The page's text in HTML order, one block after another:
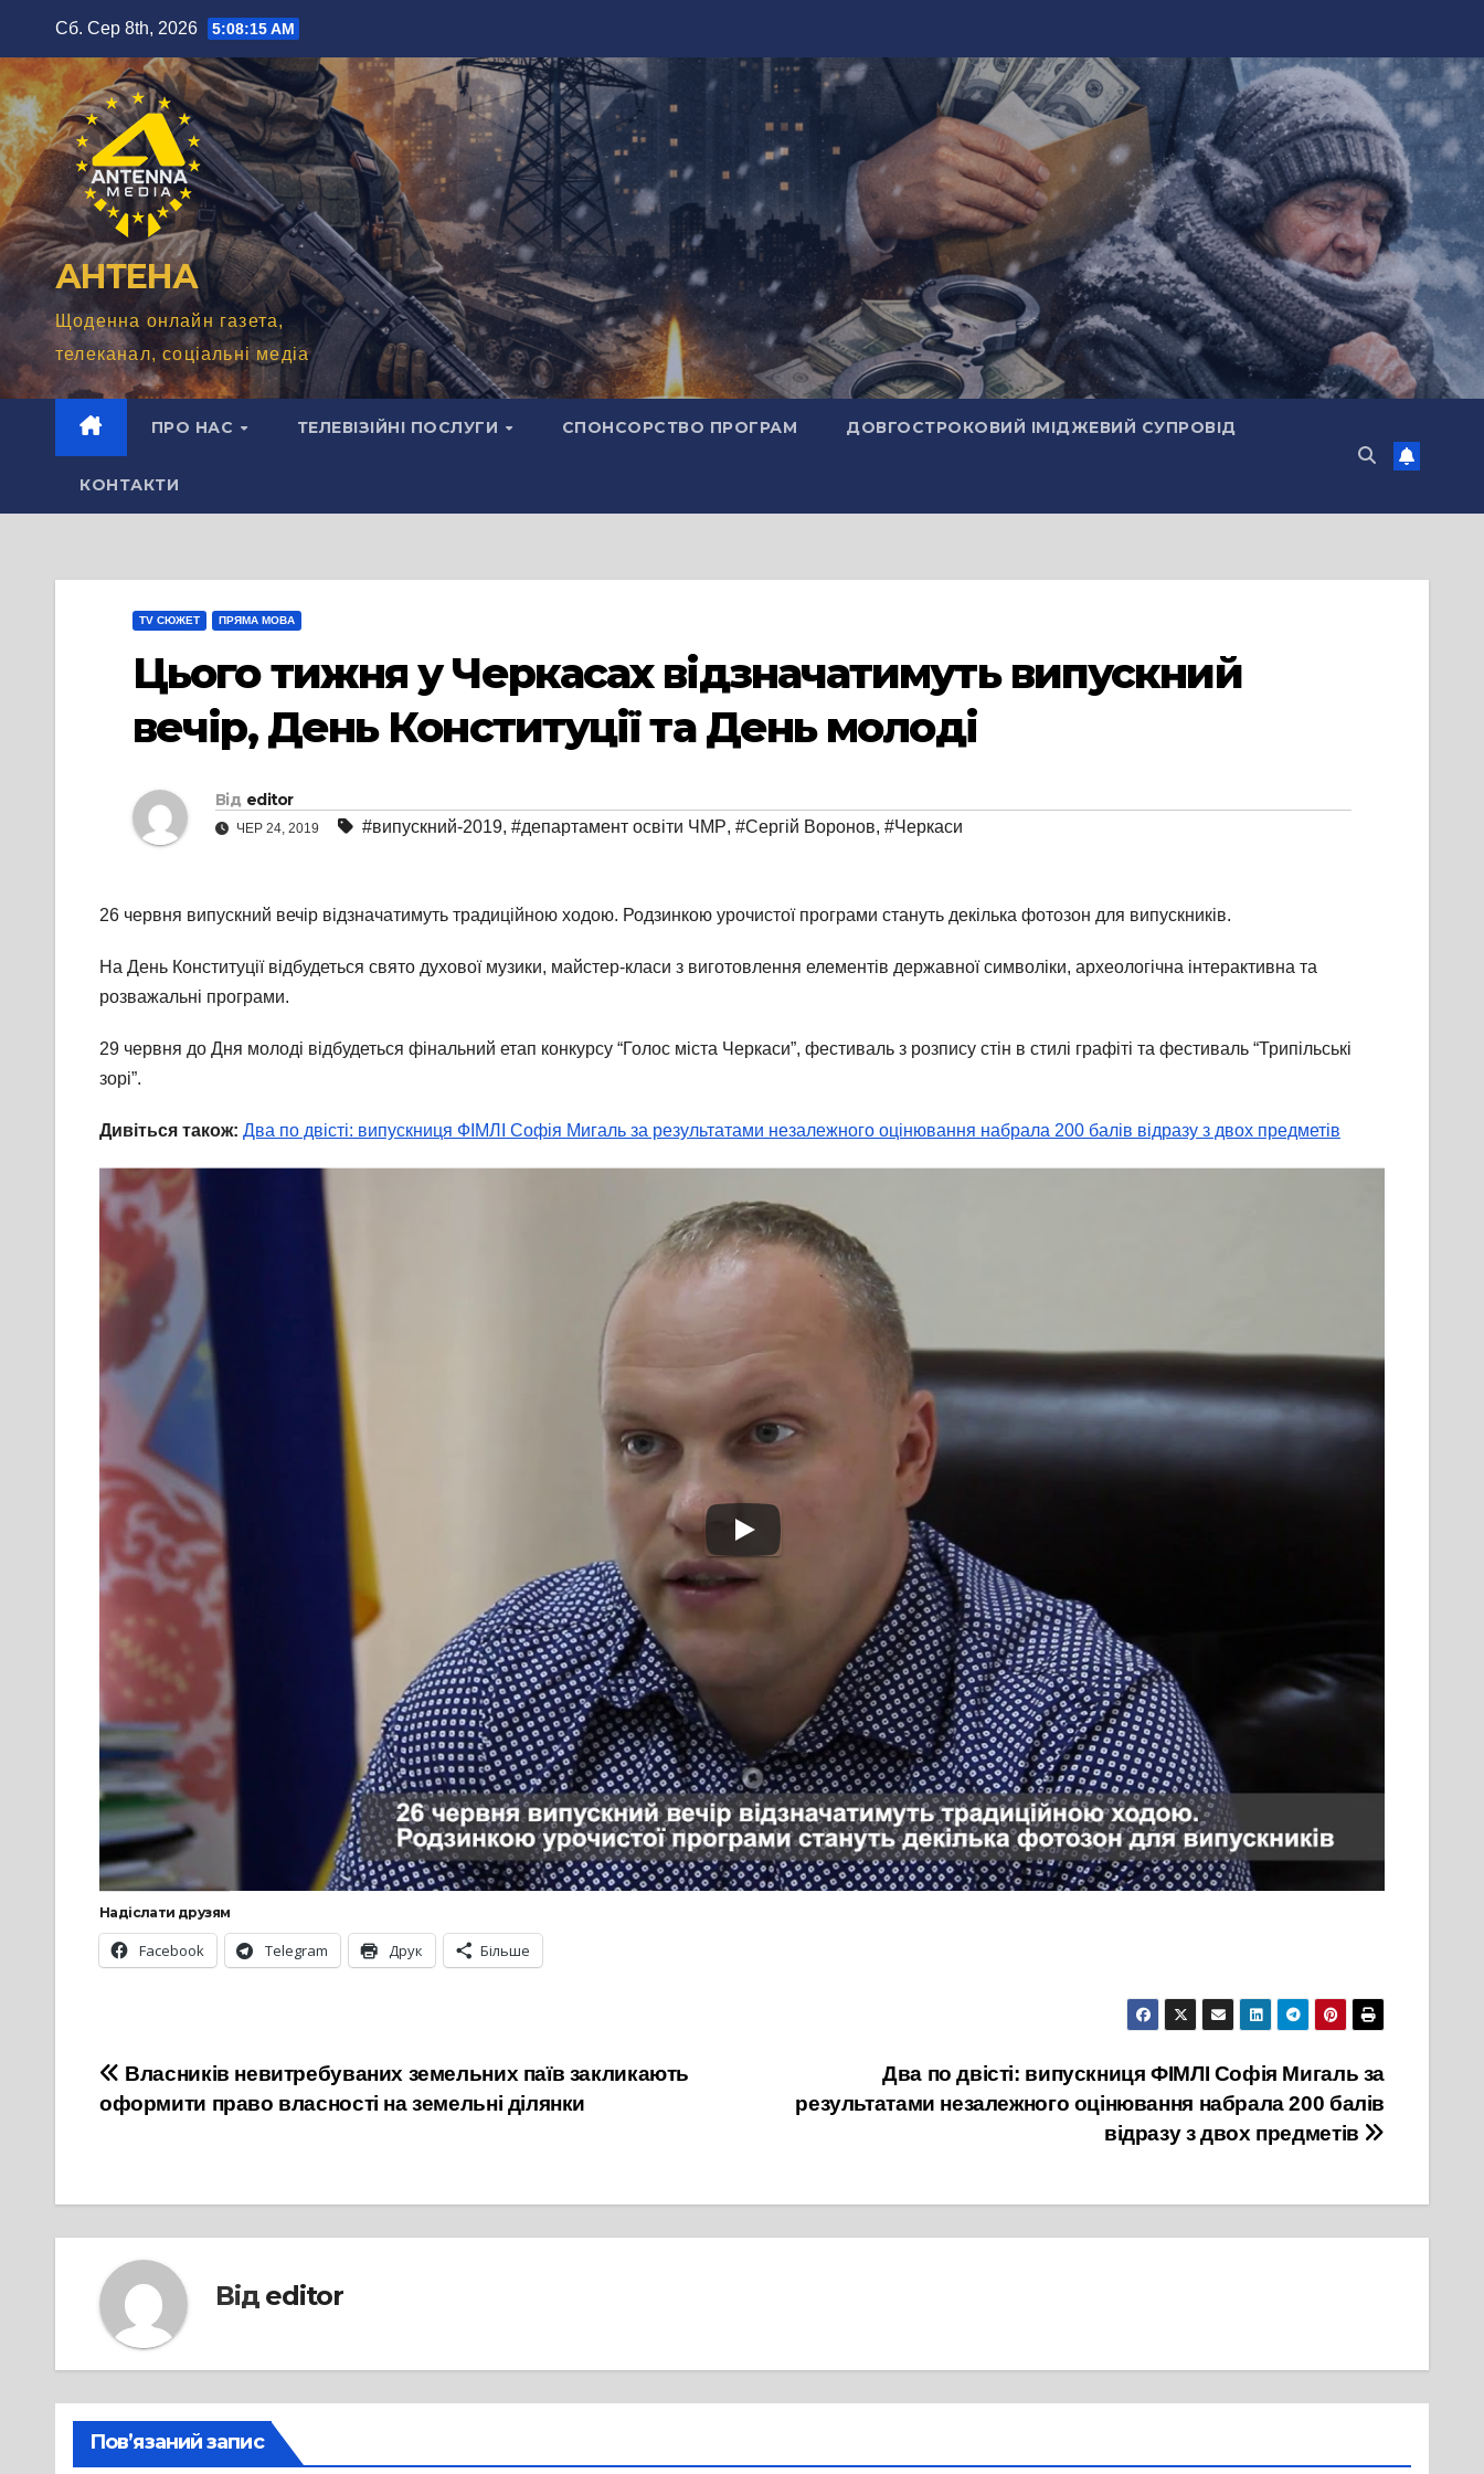
вмісту
Сб. Сер 8th, 2026 5:08:17 AM
АНТЕНА
Щоденна онлайн газета,
телеканал, соціальні медіа
ПРО НАС ТЕЛЕВІЗІЙНІ ПОСЛУГИ СПОНСОРСТВО ПРОГРАМ ДОВГОСТРОКОВИЙ ІМІДЖЕВИЙ СУПРОВІД
КОНТАКТИ
TV СЮЖЕТ ПРЯМА МОВА
Цього тижня у Черкасах відзначатимуть випускний
вечір, День Конституції та День молоді
Від editor
ЧЕР 24, 2019 #випускний-2019, #департамент освіти ЧМР, #Сергій Воронов, #Черкаси
26 червня випускний вечір відзначатимуть традиційною ходою. Родзинкою урочистої програми стануть декілька фотозон для випускників.
На День Конституції відбудеться свято духової музики, майстер-класи з виготовлення елементів державної символіки, археологічна інтерактивна та
розважальні програми.
29 червня до Дня молоді відбудеться фінальний етап конкурсу “Голос міста Черкаси”, фестиваль з розпису стін в стилі графіті та фестиваль “Трипільські
зорі”.
Дивіться також: Два по двісті: випускниця ФІМЛІ Софія Мигаль за результатами незалежного оцінювання набрала 200 балів відразу з двох предметів
Надіслати друзям
Facebook Telegram Друк Більше
Навігація
записів
Два по двісті: випускниця ФІМЛІ Софія Мигаль за
результатами незалежного оцінювання набрала 200 балів
відразу з двох предметів
Власників невитребуваних земельних паїв закликають
оформити право власності на земельні ділянки
Від editor
Пов’язаний запис